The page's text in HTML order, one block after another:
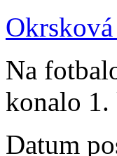
Na
konalo 1.
Datum